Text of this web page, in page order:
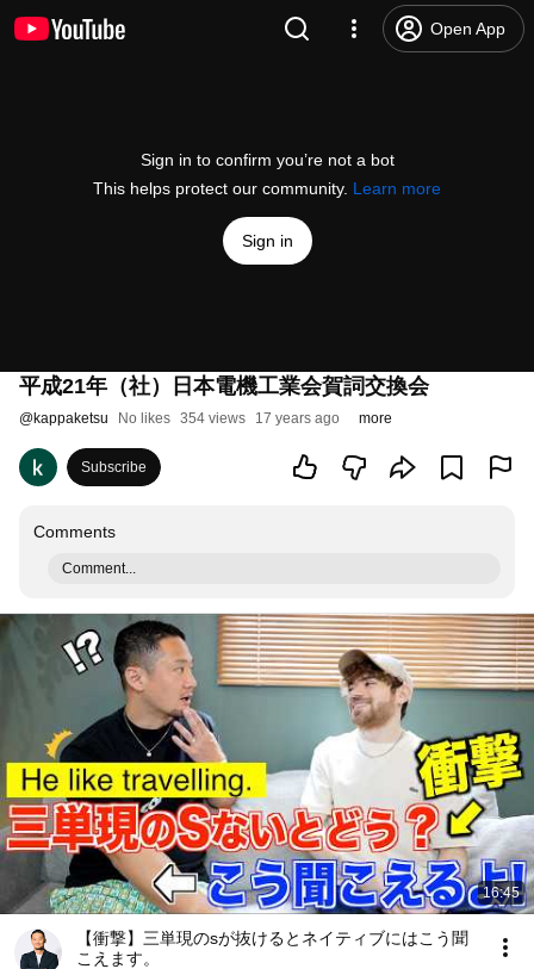
Open App
Sign in to confirm you’re not a bot
This helps protect our community. Learn more
Sign in
平成21年（社）日本電機工業会賀詞交換会
@kappaketsu No likes 354 views 17 years ago more
Subscribe
Comments
Comment...
16:45
【衝撃】三単現のsが抜けるとネイティブにはこう聞
こえます。